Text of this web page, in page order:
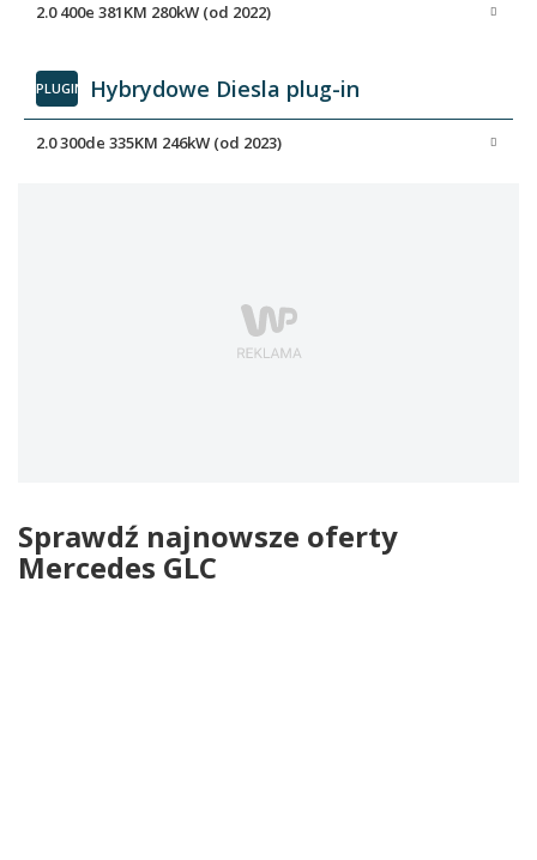
2.0 400e 381KM 280kW (od 2022)
PLUGIN Hybrydowe Diesla plug-in
2.0 300de 335KM 246kW (od 2023)
Sprawdź najnowsze oferty
Mercedes GLC